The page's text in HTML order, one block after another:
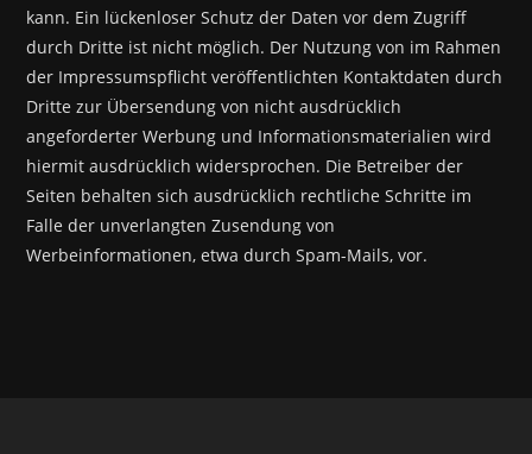
kann. Ein lückenloser Schutz der Daten vor dem Zugriff
durch Dritte ist nicht möglich. Der Nutzung von im Rahmen
der Impressumspflicht veröffentlichten Kontaktdaten durch
Dritte zur Übersendung von nicht ausdrücklich
angeforderter Werbung und Informationsmaterialien wird
hiermit ausdrücklich widersprochen. Die Betreiber der
Seiten behalten sich ausdrücklich rechtliche Schritte im
Falle der unverlangten Zusendung von
Werbeinformationen, etwa durch Spam-Mails, vor.